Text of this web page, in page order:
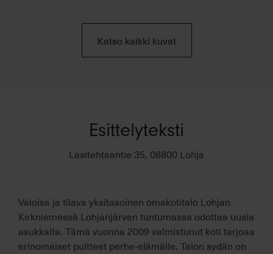
Katso kaikki kuvat
Esittelyteksti
Lasitehtaantie 35, 08800 Lohja
Valoisa ja tilava yksitasoinen omakotitalo Lohjan
Kirkniemessä Lohjanjärven tuntumassa odottaa uusia
asukkaita. Tämä vuonna 2009 valmistunut koti tarjoaa
erinomaiset puitteet perhe-elämälle. Talon sydän on